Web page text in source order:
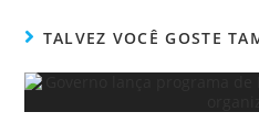
ok er
TALVEZ VOCÊ GOSTE